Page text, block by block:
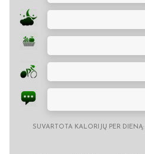
SUVARTOTA KALORIJŲ PER DIENĄ: